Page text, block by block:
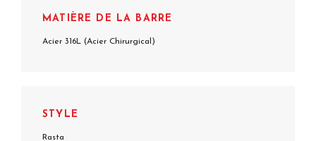
MATIÈRE DE LA BARRE
Acier 316L (Acier Chirurgical)
STYLE
Rasta